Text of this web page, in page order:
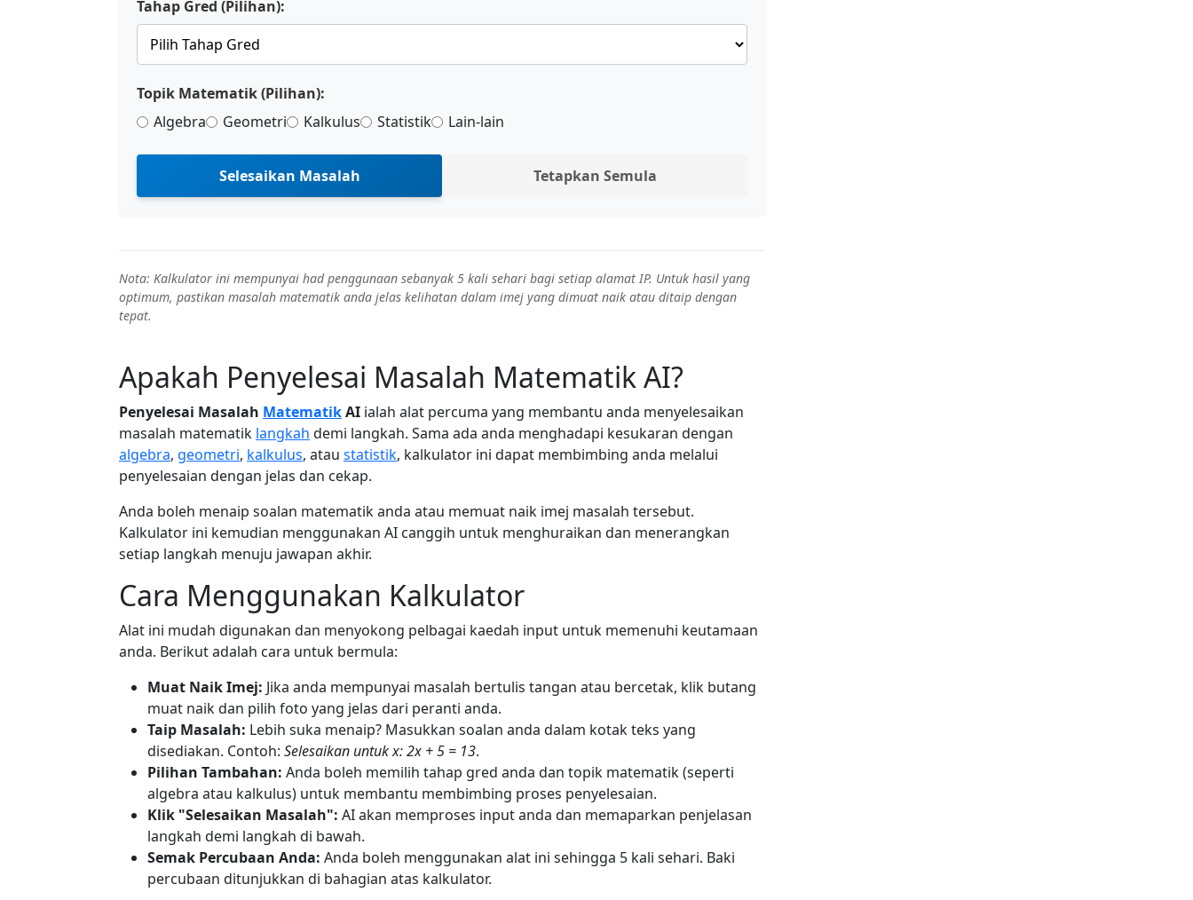
Tahap Gred (Pilihan):
Topik Matematik (Pilihan):
Algebra
Geometri Kalkulus Statistik Lain-lain
Selesaikan Masalah Tetapkan Semula
Nota: Kalkulator ini mempunyai had penggunaan sebanyak 5 kali sehari bagi setiap alamat IP. Untuk hasil yang
optimum, pastikan masalah matematik anda jelas kelihatan dalam imej yang dimuat naik atau ditaip dengan
tepat.
Apakah Penyelesai Masalah Matematik AI?
Penyelesai Masalah MatematikAI ialah alat percuma yang membantu anda menyelesaikan
masalah matematik langkah demi langkah. Sama ada anda menghadapi kesukaran dengan
algebra, geometri, kalkulus, atau statistik, kalkulator ini dapat membimbing anda melalui
penyelesaian dengan jelas dan cekap.
Anda boleh menaip soalan matematik anda atau memuat naik imej masalah tersebut.
Kalkulator ini kemudian menggunakan AI canggih untuk menghuraikan dan menerangkan
setiap langkah menuju jawapan akhir.
Cara Menggunakan Kalkulator
Alat ini mudah digunakan dan menyokong pelbagai kaedah input untuk memenuhi keutamaan
anda. Berikut adalah cara untuk bermula:
Muat Naik Imej: Jika anda mempunyai masalah bertulis tangan atau bercetak, klik butang
muat naik dan pilih foto yang jelas dari peranti anda.
Taip Masalah: Lebih suka menaip? Masukkan soalan anda dalam kotak teks yang
disediakan. Contoh: Selesaikan untuk x: 2x + 5 = 13.
Pilihan Tambahan: Anda boleh memilih tahap gred anda dan topik matematik (seperti
algebra atau kalkulus) untuk membantu membimbing proses penyelesaian.
Klik "Selesaikan Masalah": AI akan memproses input anda dan memaparkan penjelasan
langkah demi langkah di bawah.
Semak Percubaan Anda: Anda boleh menggunakan alat ini sehingga 5 kali sehari. Baki
percubaan ditunjukkan di bahagian atas kalkulator.